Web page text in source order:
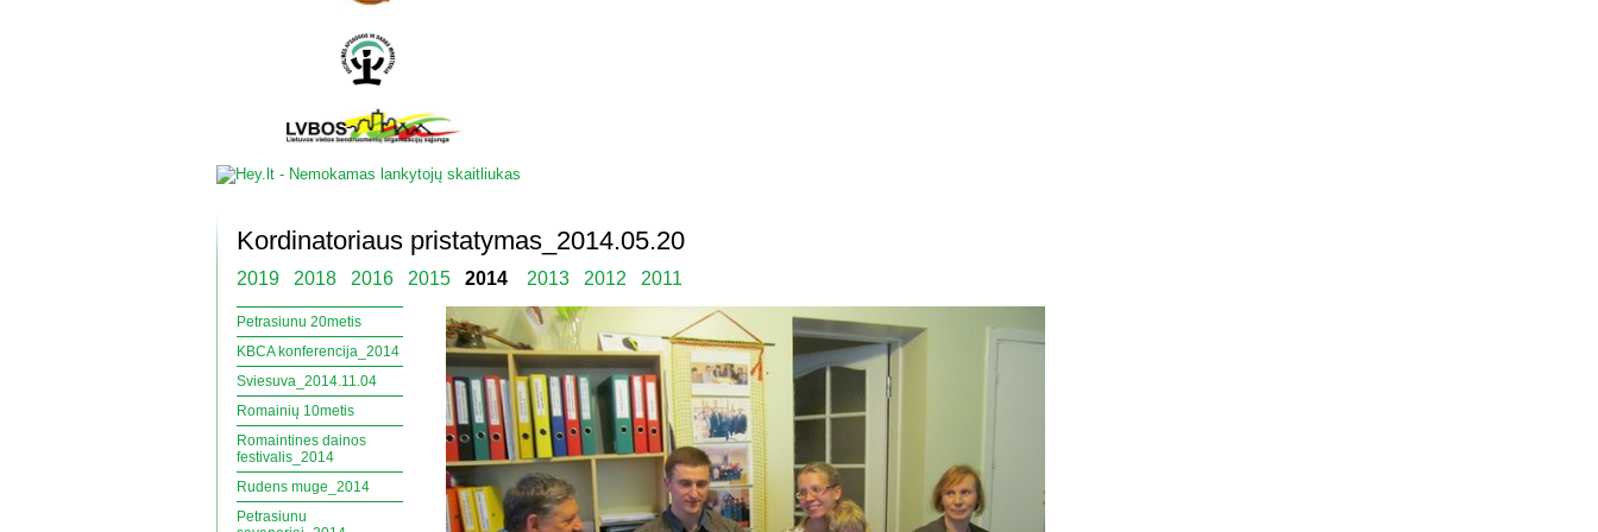
Kordinatoriaus pristatymas_2014.05.20
2019 2018 2016 2015 2014 2013 2012 2011
Petrasiunu 20metis
KBCA konferencija_2014
Sviesuva_2014.11.04
Romainių 10metis
Romaintines dainos
festivalis_2014
Rudens muge_2014
Petrasiunu